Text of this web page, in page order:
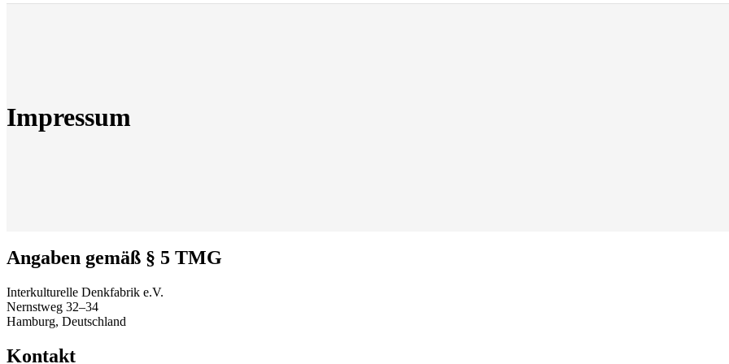
Impressum
Angaben gemäß § 5 TMG
Interkulturelle Denkfabrik e.V.
Nernstweg 32–34
Hamburg, Deutschland
Kontakt